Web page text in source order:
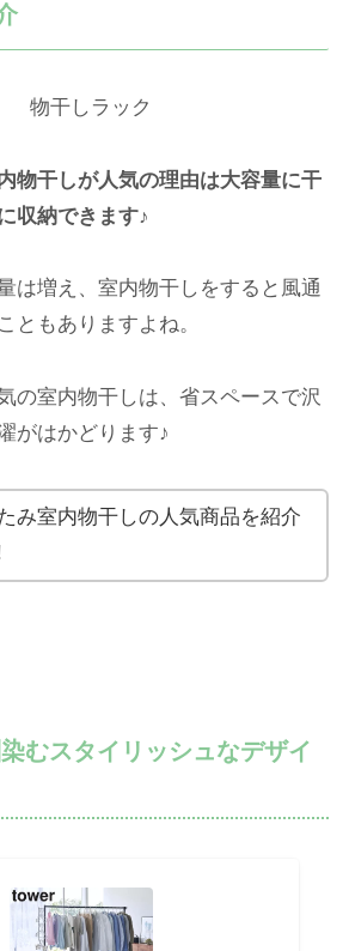
物干しが人気の理由は大容量に干
収納できます♪
は増え、室内物干しをすると風通
ともありますよね。
の室内物干しは、省スペースで沢
がはかどります♪
み室内物干しの人気商品を紹介
むスタイリッシュなデザイ